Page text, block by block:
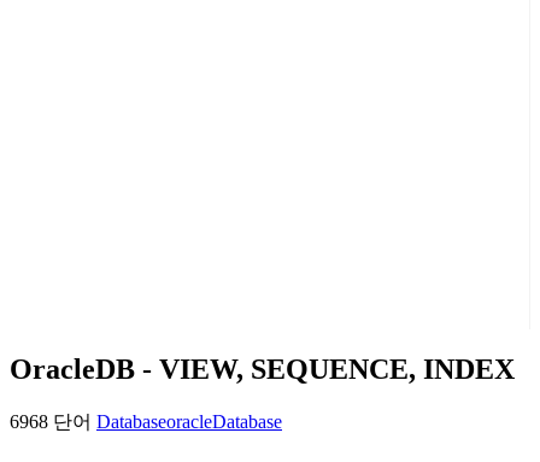
OracleDB - VIEW, SEQUENCE, INDEX
6968 단어 DatabaseoracleDatabase